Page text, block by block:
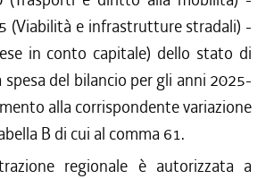
(Viabilità e infrastrutture stradali) -
in conto capitale) dello stato di
spesa del bilancio per gli anni 2025-
alla corrispondente variazione
B di cui al comma 61.
regionale è autorizzata a